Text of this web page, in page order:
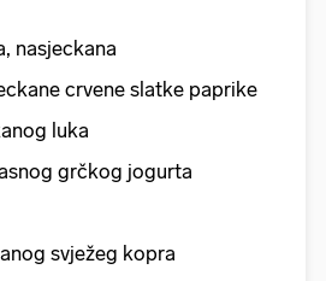
nasjeckana
crvene slatke paprike
luka
grčkog jogurta
svježeg kopra